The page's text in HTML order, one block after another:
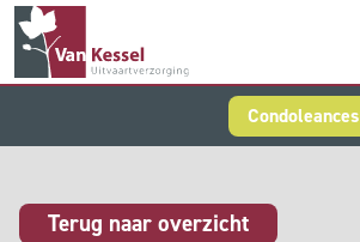
Condoleances
Terug naar overzicht